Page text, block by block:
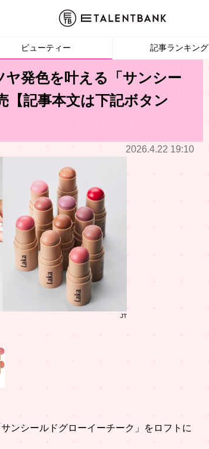
ビューティー 記事ランキング
ヤ発色を叶える「サンシー
【記事本文は下記ボタン
2026.4.22 19:10
JT
ンシールドグローイーチーク」をロフトに